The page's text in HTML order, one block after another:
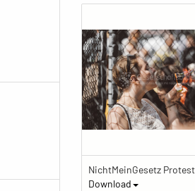
Download